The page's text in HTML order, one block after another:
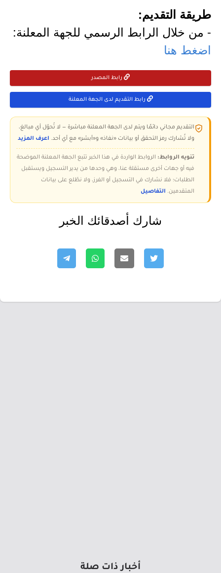
طريقة التقديم:
- من خلال الرابط الرسمي للجهة المعلنة:
اضغط هنا
رابط المصدر
رابط التقديم لدى الجهة المعلنة
التقديم مجاني دائمًا ويتم لدى الجهة المعلنة مباشرة — لا تُحوّل أي مبالغ،
ولا تُشارك رمز التحقق أو بيانات «نفاذ» و«أبشر» مع أي أحد. اعرف المزيد
تنويه الروابط: الروابط الواردة في هذا الخبر تتبع الجهة المعلنة الموضحة
فيه أو جهات أخرى مستقلة عنا، وهي وحدها من يدير التسجيل ويستقبل
الطلبات؛ فلا نشارك في التسجيل أو الفرز، ولا نطّلع على بيانات
المتقدمين. التفاصيل
شارك أصدقائك الخبر
أخبار ذات صلة